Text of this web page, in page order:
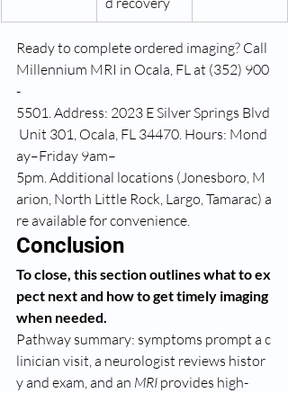
Ready to complete ordered imaging? Call
Millennium MRI in Ocala, FL at (352) 900
-
5501. Address: 2023 E Silver Springs Blvd
Unit 301, Ocala, FL 34470. Hours: Mond
ay–Friday 9am–
5pm. Additional locations (Jonesboro, M
arion, North Little Rock, Largo, Tamarac) a
re available for convenience.
Conclusion
To close, this section outlines what to ex
pect next and how to get timely imaging
when needed.
Pathway summary: symptoms prompt a c
linician visit, a neurologist reviews histor
y and exam, and an MRI provides high-